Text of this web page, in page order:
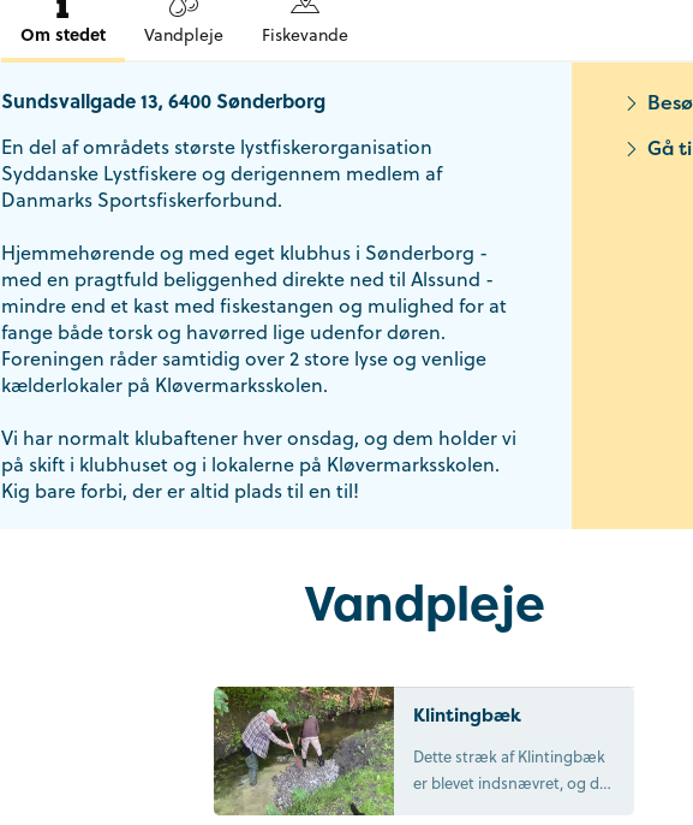
Om stedet Vandpleje Fiskevande
Sundsvallgade 13, 6400 Sønderborg
En del af områdets største lystfiskerorganisation
Syddanske Lystfiskere og derigennem medlem af
Danmarks Sportsfiskerforbund.
Hjemmehørende og med eget klubhus i Sønderborg -
med en pragtfuld beliggenhed direkte ned til Alssund -
mindre end et kast med fiskestangen og mulighed for at
fange både torsk og havørred lige udenfor døren.
Foreningen råder samtidig over 2 store lyse og venlige
kælderlokaler på Kløvermarksskolen.
Vi har normalt klubaftener hver onsdag, og dem holder vi
på skift i klubhuset og i lokalerne på Kløvermarksskolen.
Kig bare forbi, der er altid plads til en til!
Gå
Vandpleje
Klintingbæk
Dette stræk af Klintingbæk
er blevet indsnævret, og der